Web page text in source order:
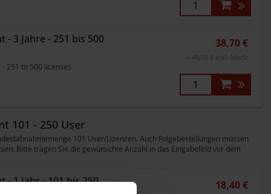
- 3 Jahre - 251 bis 500
251 to 500 licenses
38,70 €
= 46,05 € inkl. MwSt
101 - 250 User
101 User/Lizenzen. Auch Folgebestellungen müssen
Bitte tragen Sie die gewünschte Anzahl in das Eingabefeld vor dem
- 1 Jahr - 101 bis 250
18,40 €